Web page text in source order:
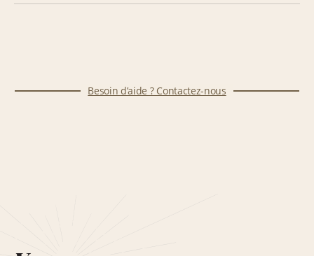
Besoin d’aide ? Contactez-nous